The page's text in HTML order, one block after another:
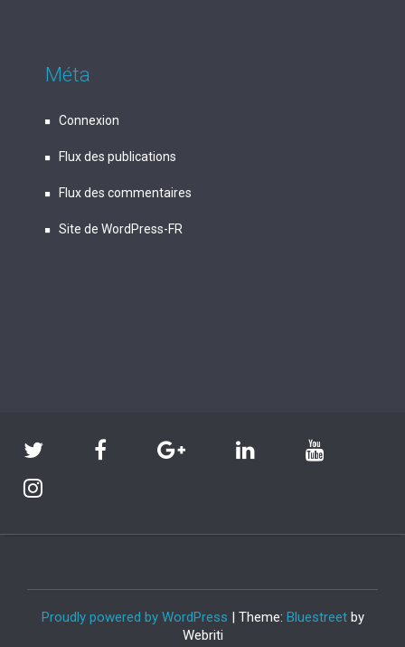
Méta
Connexion
Flux des publications
Flux des commentaires
Site de WordPress-FR
Proudly powered by WordPress | Theme: Bluestreetby
Webriti